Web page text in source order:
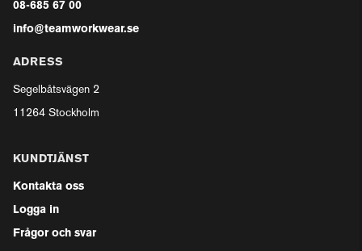
08-685 67 00
info@teamworkwear.se
ADRESS
Segelbåtsvägen 2
11264 Stockholm
KUNDTJÄNST
Kontakta oss
Logga in
Frågor och svar